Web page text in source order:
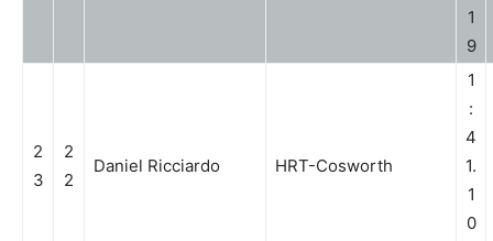
1
9
2
3
2
2
Daniel Ricciardo HRT-Cosworth
1
:
4
1.
1
0